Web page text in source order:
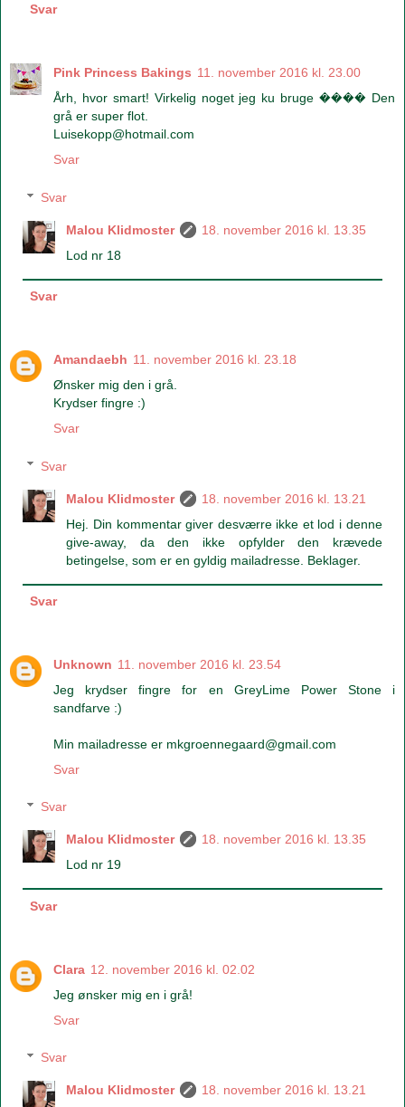
Svar
Pink Princess Bakings 11. november 2016 kl. 23.00
Årh, hvor smart! Virkelig noget jeg ku bruge ���� Den
grå er super flot.
Luisekopp@hotmail.com
Svar
Svar
Malou Klidmoster
18. november 2016 kl. 13.35
Lod nr 18
Svar
Amandaebh 11. november 2016 kl. 23.18
Ønsker mig den i grå.
Krydser fingre :)
Svar
Svar
Malou Klidmoster
18. november 2016 kl. 13.21
Hej. Din kommentar giver desværre ikke et lod i denne
give-away, da den ikke opfylder den krævede
betingelse, som er en gyldig mailadresse. Beklager.
Svar
Unknown 11. november 2016 kl. 23.54
Jeg krydser fingre for en GreyLime Power Stone i
sandfarve :)
Min mailadresse er mkgroennegaard@gmail.com
Svar
Svar
Malou Klidmoster
18. november 2016 kl. 13.35
Lod nr 19
Svar
Clara 12. november 2016 kl. 02.02
Jeg ønsker mig en i grå!
Svar
Svar
Malou Klidmoster
18. november 2016 kl. 13.21